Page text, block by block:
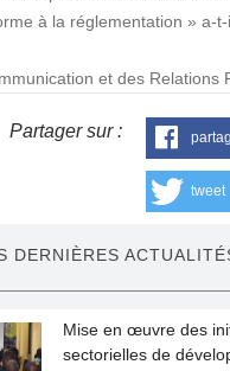
à la réglementation » a-t-
et des Relations
Partager sur :
tweet
DERNIÈRES
Mise en œuvre des
sectorielles de